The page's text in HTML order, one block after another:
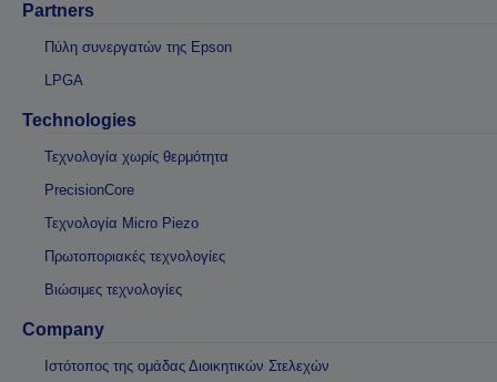
Partners
Πύλη συνεργατών της Epson
LPGA
Technologies
Τεχνολογία χωρίς θερμότητα
PrecisionCore
Τεχνολογία Micro Piezo
Πρωτοποριακές τεχνολογίες
Βιώσιμες τεχνολογίες
Company
Ιστότοπος της ομάδας Διοικητικών Στελεχών